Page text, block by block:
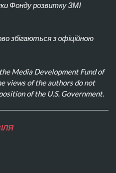
Фонду розвитку ЗМІ
збігаються з офіційною
Media Development Fund of
views of the authors do not
of the U.S. Government.